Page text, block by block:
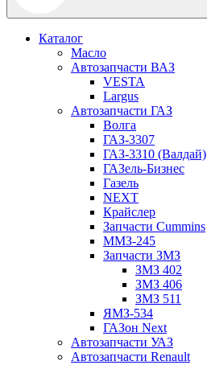
Каталог
Масло
Автозапчасти ВАЗ
VESTA
Largus
Автозапчасти ГАЗ
Волга
ГАЗ-3307
ГАЗ-3310 (Валдай)
ГАЗель-Бизнес
Газель
NEXT
Крайслер
Запчасти Cummins
ММЗ-245
Запчасти ЗМЗ
ЗМЗ 402
ЗМЗ 406
ЗМЗ 511
ЯМЗ-534
ГАЗон Next
Автозапчасти УАЗ
Автозапчасти Renault